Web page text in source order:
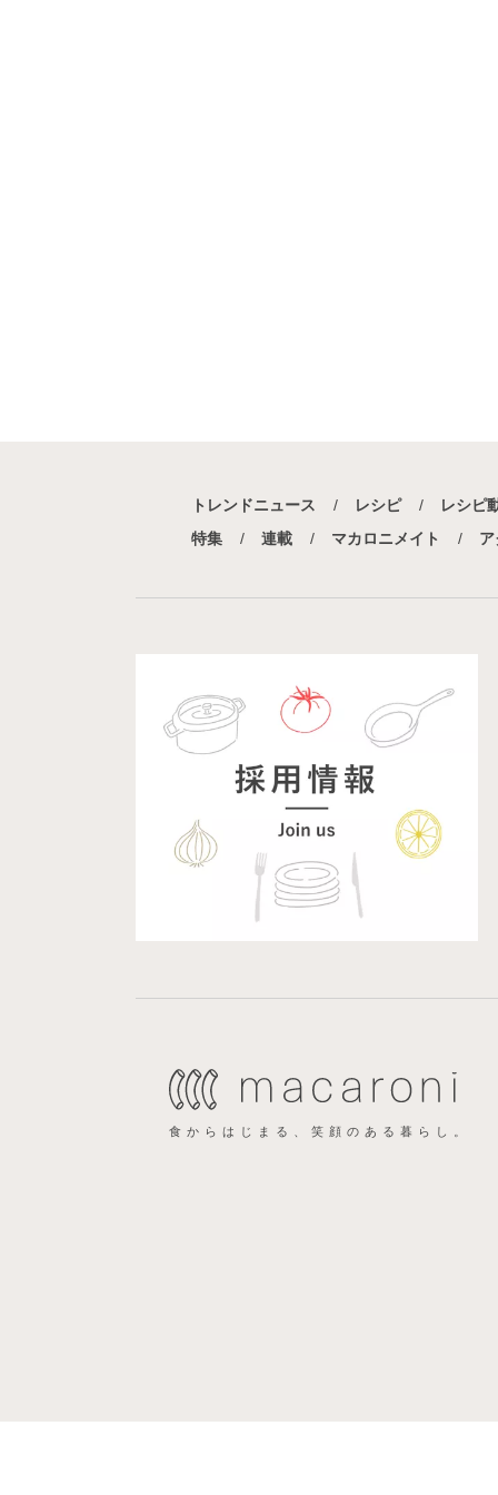
トレンドニュース レシピ
レシピ
特集
連載 マカロニメイト
食からはじまる、笑顔のある暮らし。